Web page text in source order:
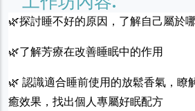
🌿探討睡不好的原因，了解自己屬於
🌿了解芳療在改善睡眠中的作用
🌿 認識適合睡前使用的放鬆香氣，瞭
癒效果，找出個人專屬好眠配方